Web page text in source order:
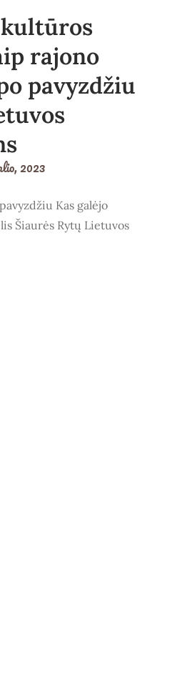
rajono
pavyzdžiu
2023
Kas galėjo
Šiaurės Rytų Lietuvos